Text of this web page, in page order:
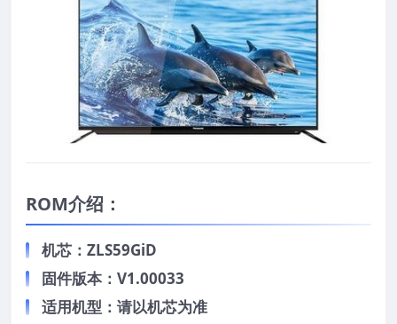
ROM介绍：
机芯：ZLS59GiD
固件版本：V1.00033
适用机型：请以机芯为准